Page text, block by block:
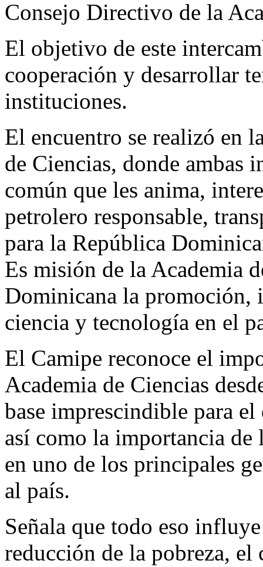
Consejo Directivo de la
El objetivo de este
cooperación y desarrollar
instituciones.
El encuentro se realizó en
de Ciencias, donde
común que les anima,
petrolero responsable,
para la República
Es misión de la Academia
Dominicana la promoción,
ciencia y tecnología en el
El Camipe reconoce el
Academia de Ciencias
base imprescindible para
así como la importancia
en uno de los principales
al país.
Señala que todo eso
reducción de la pobreza,